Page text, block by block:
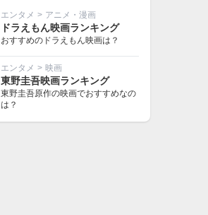
エンタメ > アニメ・漫画
ドラえもん映画ランキング
おすすめのドラえもん映画は？
エンタメ > 映画
東野圭吾映画ランキング
東野圭吾原作の映画でおすすめなの
は？